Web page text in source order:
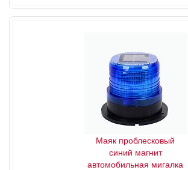
Маяк проблесковый
синий магнит
автомобильная мигалка